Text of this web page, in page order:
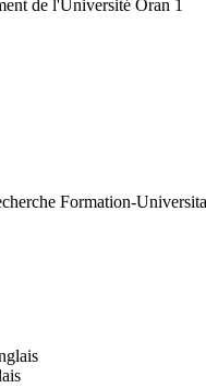
de l'Université Oran 1
Formation-